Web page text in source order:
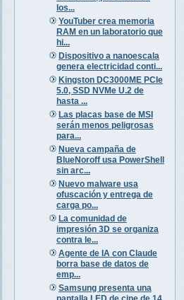
los...
YouTuber crea memoria
RAM en un laboratorio que
hi...
Dispositivo a nanoescala
genera electricidad conti...
Kingston DC3000ME PCIe
5.0, SSD NVMe U.2 de
hasta ...
Las placas base de MSI
serán menos peligrosas
para...
Nueva campaña de
BlueNoroff usa PowerShell
sin arc...
Nuevo malware usa
ofuscación y entrega de
carga po...
La comunidad de
impresión 3D se organiza
contra le...
Agente de IA con Claude
borra base de datos de
emp...
Samsung presenta una